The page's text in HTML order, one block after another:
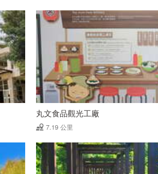
丸文食品觀光工廠
7.19 公里